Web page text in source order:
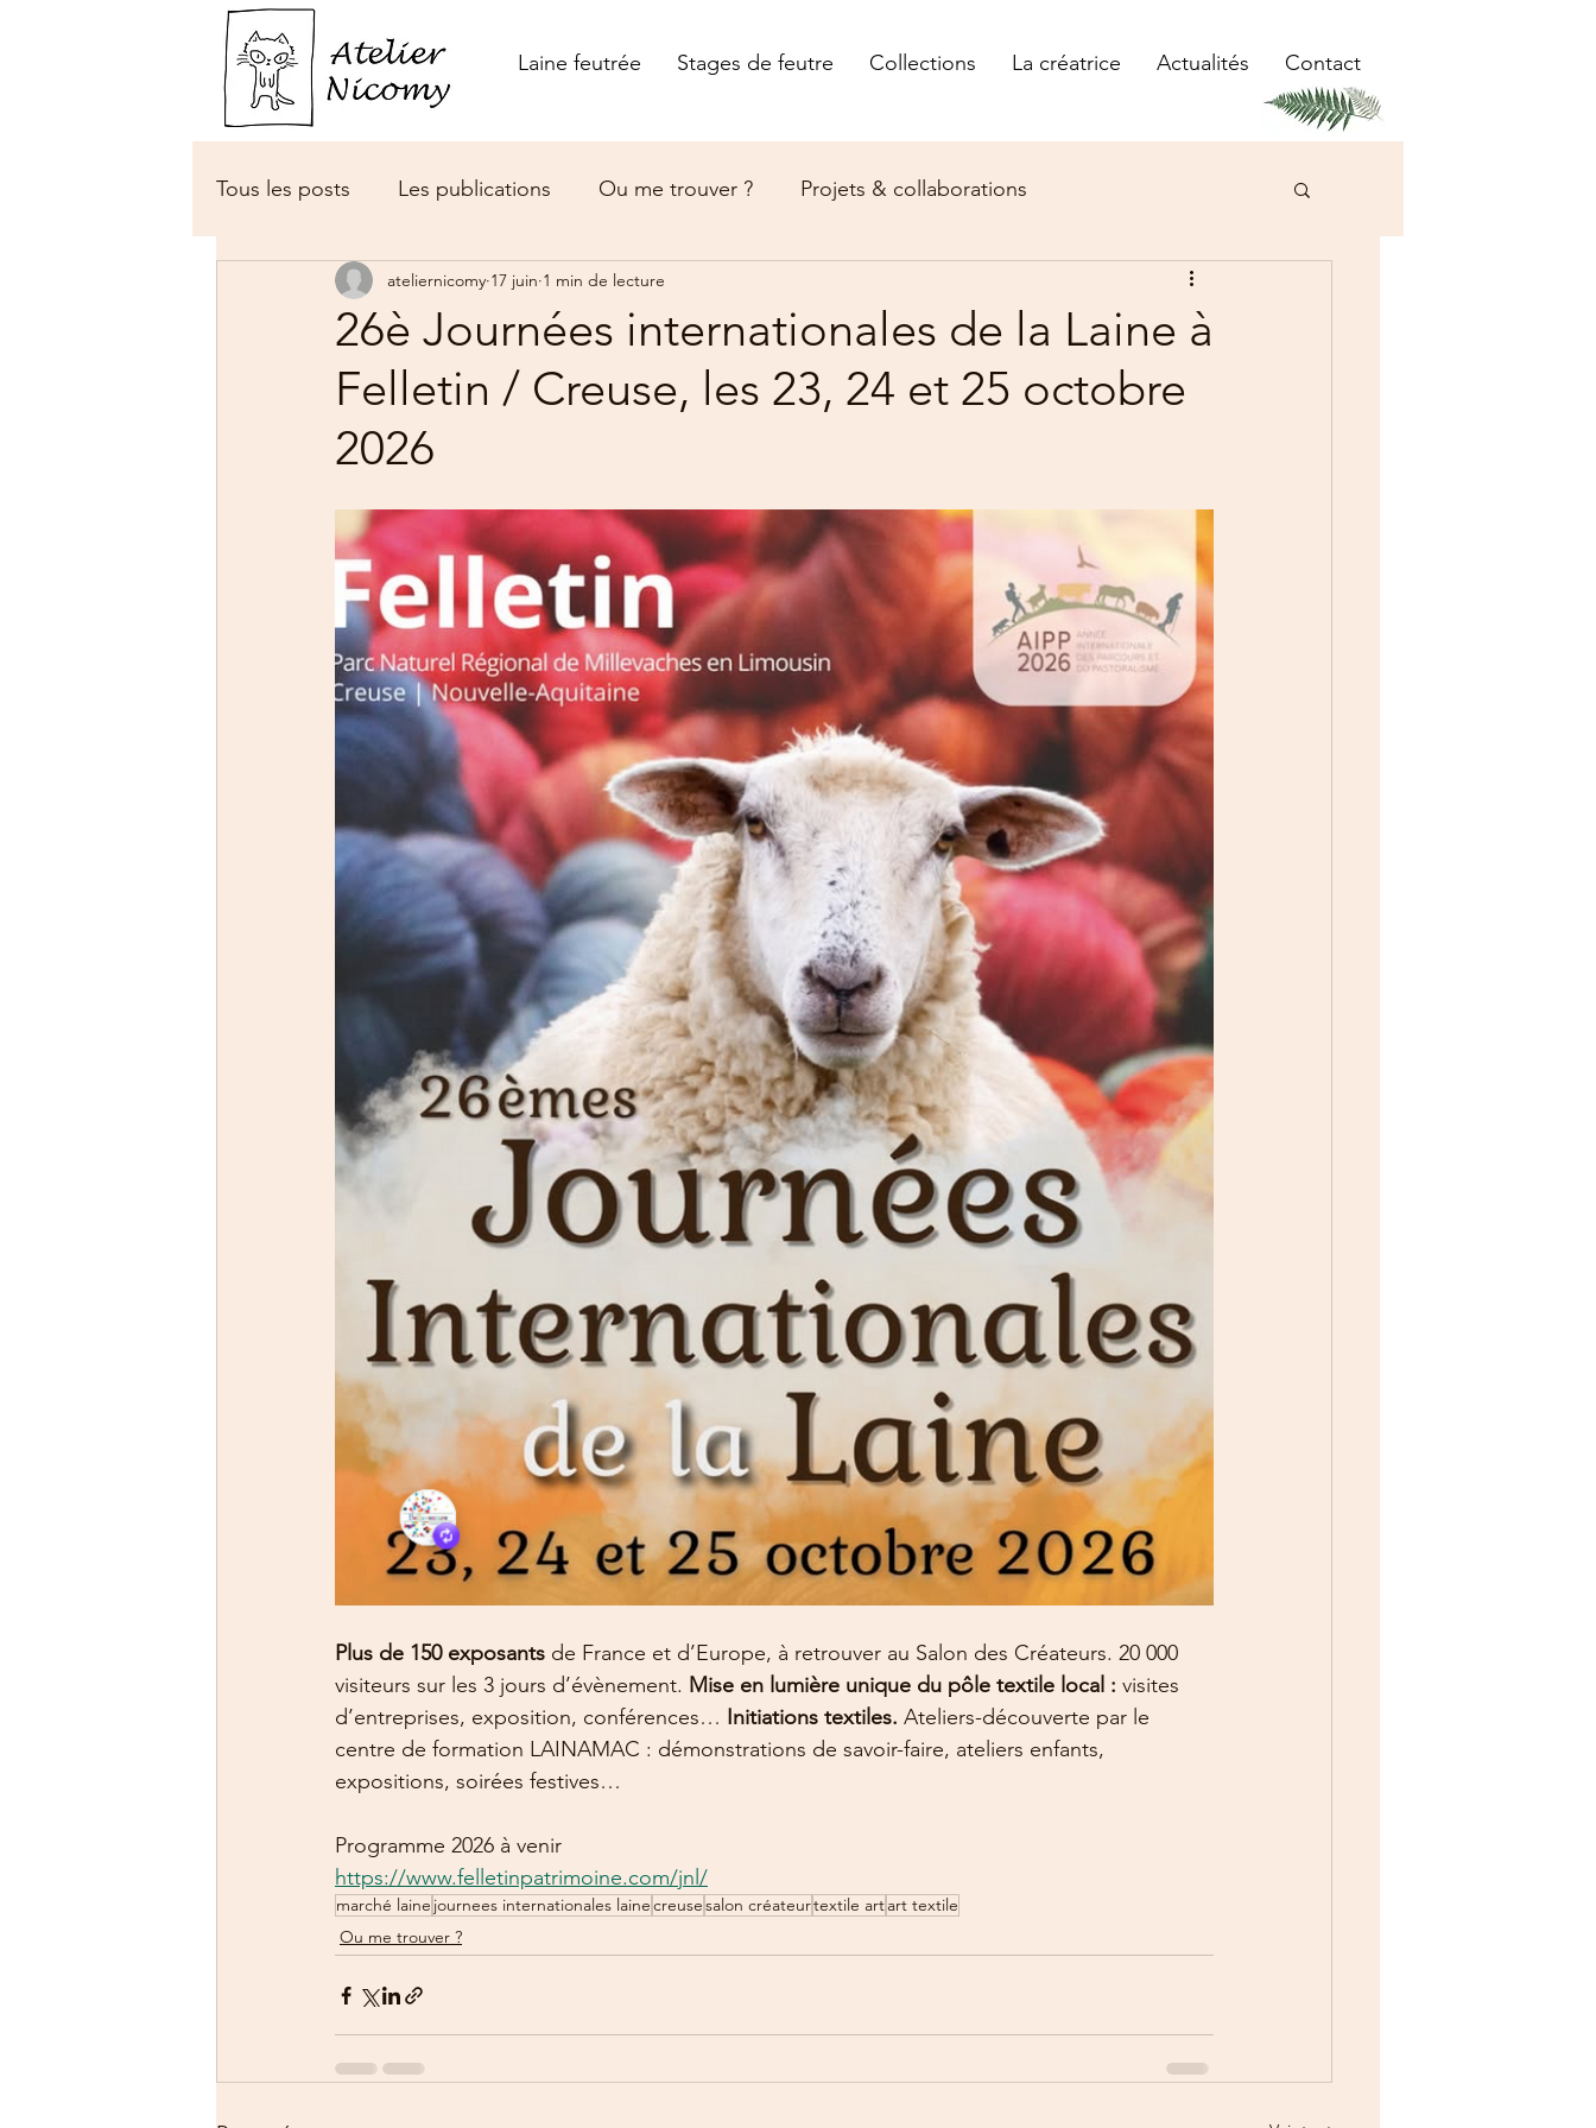
Laine feutrée Stages de feutre Collections La créatrice Actualités Contact
Tous les posts Les publications Ou me trouver ? Projets & collaborations
26è Journées internationales de la Laine à
Felletin / Creuse, les 23, 24 et 25 octobre
2026
ateliernicomy 17 juin 1 min de lecture
Plus de 150 exposants de France et d’Europe, à retrouver au Salon des Créateurs. 20 000
visiteurs sur les 3 jours d’évènement. Mise en lumière unique du pôle textile local : visites
d’entreprises, exposition, conférences… Initiations textiles. Ateliers-découverte par le
centre de formation LAINAMAC : démonstrations de savoir-faire, ateliers enfants,
expositions, soirées festives…
Programme 2026 à venir
https://www.felletinpatrimoine.com/jnl/
marché laine journees internationales lainecreusesalon créateurtextile artart textile
Ou me trouver ?